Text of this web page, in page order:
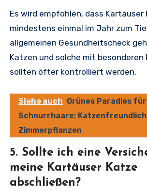
Es wird empfohlen, dass Kartäuser
mindestens einmal im Jahr zum
allgemeinen Gesundheitscheck
Katzen und solche mit besonderen
sollten öfter kontrolliert werden.
Siehe auch Grünes Paradies für
Schnurrhaare:
Zimmerpflanzen
5. Sollte ich eine
meine Kartäuser Katze
abschließen?